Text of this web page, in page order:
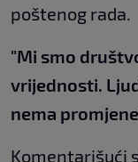
poštenog rada.
"Mi smo
vrijednosti.
nema
Komentarišući